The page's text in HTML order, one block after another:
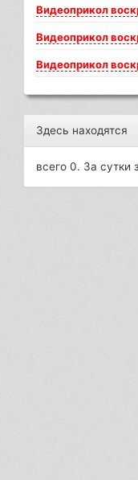
Видеоприкол
Видеоприкол
Видеоприкол
Здесь находятся
всего 0. За сутки